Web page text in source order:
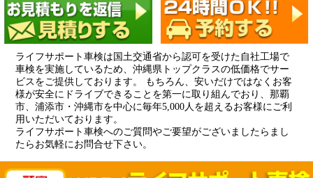
ライフサポート車検は国土交通省から認可を受けた自社工場で
車検を実施しているため、沖縄県トップクラスの低価格でサー
ビスをご提供しております。 もちろん、安いだけではなくお客
様が安全にドライブできることを第一に取り組んでおり、那覇
市、浦添市・沖縄市を中心に毎年5,000人を超えるお客様にご利
用いただいております。
ライフサポート車検へのご質問やご要望がございましたらまし
たらお気軽にお問合せ下さい。